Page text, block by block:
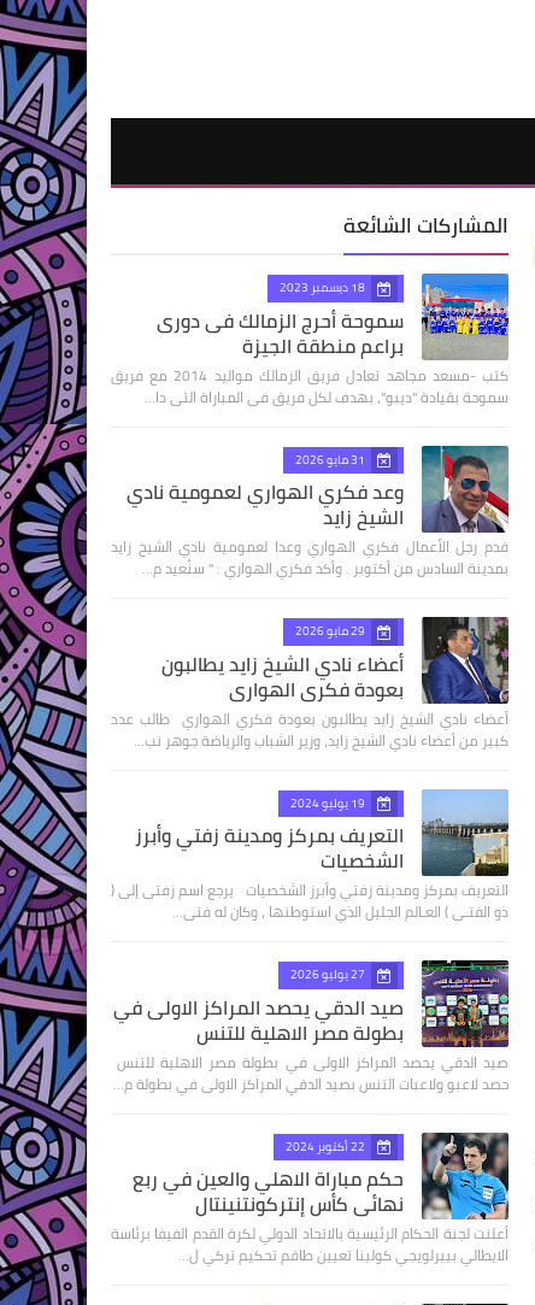
المشاركات الشائعة
18 ديسمبر 2023
سموحة أحرج الزمالك فى دورى
براعم منطقة الجيزة
كتب -مسعد مجاهد تعادل فريق الزمالك مواليد 2014 مع فريق
سموحة بقيادة "ديبو"، بهدف لكل فريق فى المباراة التى دا…
31 مايو 2026
وعد فكري الهواري لعمومية نادي
الشيخ زايد
قدم رجل الأعمال فكري الهواري وعدا لعمومية نادي الشيخ زايد
بمدينة السادس من أكتوبر . وأكد فكري الهواري : " سنُعيد م…
29 مايو 2026
أعضاء نادي الشيخ زايد يطالبون
بعودة فكري الهواري
أعضاء نادي الشيخ زايد يطالبون بعودة فكري الهواري طالب عدد
كبير من أعضاء نادي الشيخ زايد، وزير الشباب والرياضة جوهر نب…
19 يوليو 2024
التعريف بمركز ومدينة زفتي وأبرز
الشخصيات
التعريف بمركز ومدينة زفتي وأبرز الشخصيات يرجع اسم زفتى إلى (
ذو الفتـى ) العـالم الجليل الذي استوطنها ، وكان له فتى…
27 يوليو 2026
صيد الدقي يحصد المراكز الاولى في
بطولة مصر الاهلية للتنس
صيد الدقي يحصد المراكز الاولى في بطولة مصر الاهلية للتنس
حصد لاعبو ولاعبات التنس بصيد الدقي المراكز الاولى في بطولة م…
22 أكتوبر 2024
حكم مباراة الاهلي والعين في ربع
نهائى كأس إنتركونتنينتال
أعلنت لجنة الحكام الرئيسية بالاتحاد الدولي لكرة القدم الفيفا برئاسة
الايطالي بييرلويجي كولينا تعيين طاقم تحكيم تركي ل…